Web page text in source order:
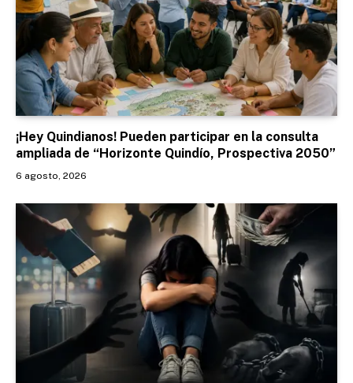
¡Hey Quindianos! Pueden participar en la consulta
ampliada de “Horizonte Quindío, Prospectiva 2050”
6 agosto, 2026